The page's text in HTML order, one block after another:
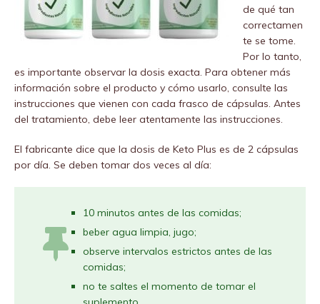
de qué tan
correctamen
te se tome.
Por lo tanto,
es importante observar la dosis exacta. Para obtener más
información sobre el producto y cómo usarlo, consulte las
instrucciones que vienen con cada frasco de cápsulas. Antes
del tratamiento, debe leer atentamente las instrucciones.
El fabricante dice que la dosis de Keto Plus es de 2 cápsulas
por día. Se deben tomar dos veces al día:
10 minutos antes de las comidas;
beber agua limpia, jugo;
observe intervalos estrictos antes de las
comidas;
no te saltes el momento de tomar el